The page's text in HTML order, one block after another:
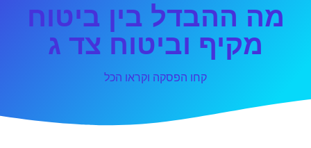
מה ההבדל בין ביטוח
מקיף וביטוח צד ג
קחו הפסקה וקראו הכל